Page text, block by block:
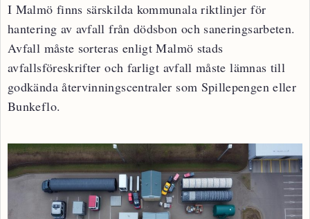
I Malmö finns särskilda kommunala riktlinjer för
hantering av avfall från dödsbon och saneringsarbeten.
Avfall måste sorteras enligt Malmö stads
avfallsföreskrifter och farligt avfall måste lämnas till
godkända återvinningscentraler som Spillepengen eller
Bunkeflo.